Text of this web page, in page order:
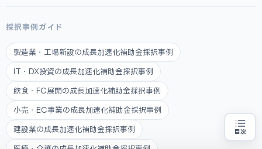
目次
売上100億円を目指す方
専門家に無料相談する
採択事例ガイド
製造業・工場新設の成長加速化補助金採択事例
IT・DX投資の成長加速化補助金採択事例
飲食・FC展開の成長加速化補助金採択事例
小売・EC事業の成長加速化補助金採択事例
建設業の成長加速化補助金採択事例